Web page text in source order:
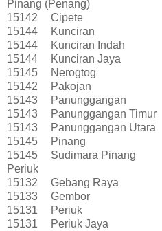
Pinang (Penang)
15142
Cipete
15144
Kunciran
15144
Kunciran Indah
15144
Kunciran Jaya
15145
Nerogtog
15142
Pakojan
15143
Panunggangan
15143
Panunggangan Timur
15143
Panunggangan Utara
15145
Pinang
15145
Sudimara Pinang
Periuk
15132
Gebang Raya
15133
Gembor
15131
Periuk
15131
Periuk Jaya